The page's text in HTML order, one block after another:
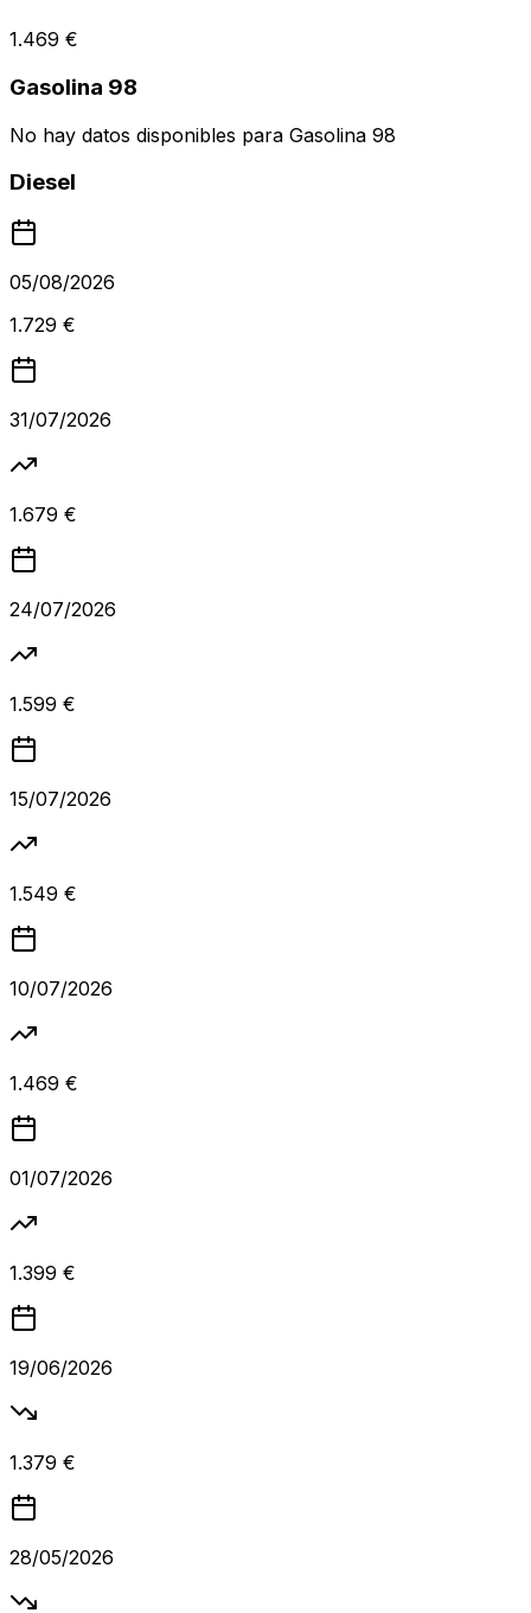
1.469 €
Gasolina 98
No hay datos disponibles para Gasolina 98
Diesel
05/08/2026
1.729 €
31/07/2026
1.679 €
24/07/2026
1.599 €
15/07/2026
1.549 €
10/07/2026
1.469 €
01/07/2026
1.399 €
19/06/2026
1.379 €
28/05/2026